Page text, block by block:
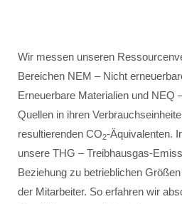
Wir messen unseren
Bereichen NEM – Nicht
Erneuerbare Materialien und NEQ
Quellen in ihren
resultierenden CO2-Äquivalenten.
unsere THG – Treibhausgas-
Beziehung zu betrieblichen
der Mitarbeiter. So erfahren wir